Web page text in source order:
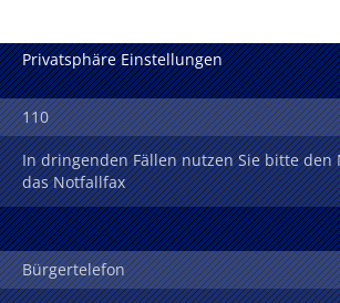
Privatsphäre Einstellungen
110
In dringenden Fällen nutzen Sie bitte den
das Notfallfax
Bürgertelefon